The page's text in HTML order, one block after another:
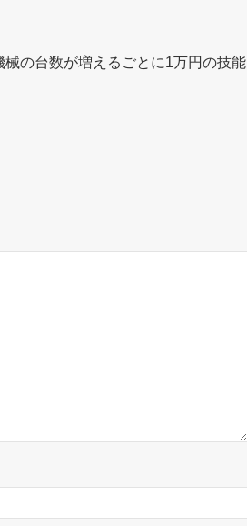
の台数が増えるごとに1万円の技能